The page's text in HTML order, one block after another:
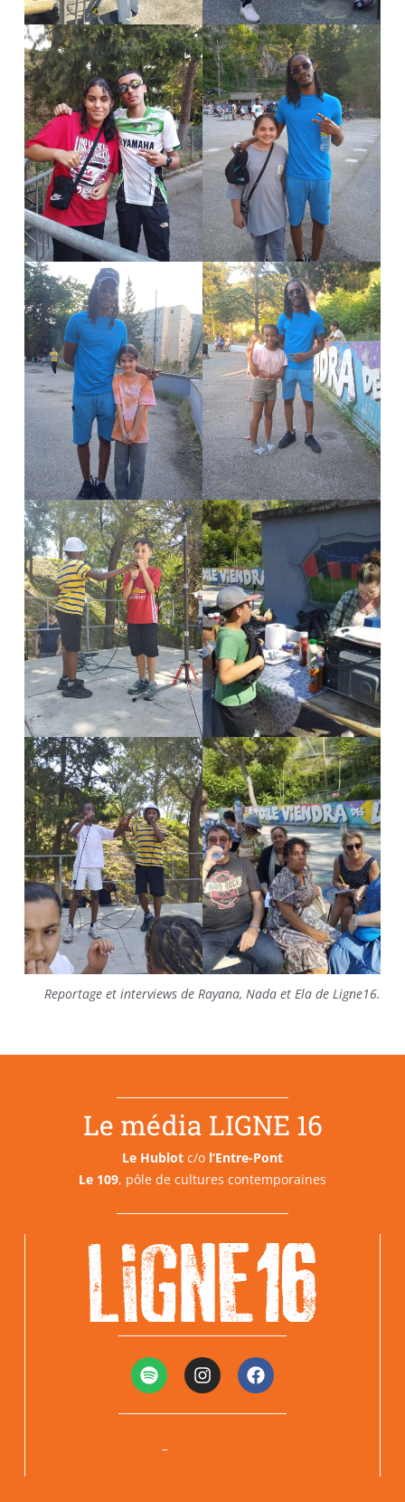
Reportage et interviews de Rayana, Nada et Ela de Ligne16.
Le média LIGNE 16
Le Hublot c/o l’Entre-Pont
Le 109, pôle de cultures contemporaines
–